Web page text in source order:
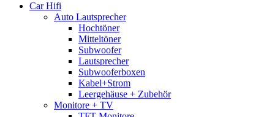
Car Hifi
Auto Lautsprecher
Hochtöner
Mitteltöner
Subwoofer
Lautsprecher
Subwooferboxen
Kabel+Strom
Leergehäuse + Zubehör
Monitore + TV